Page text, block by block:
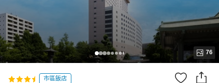
76
市區飯店